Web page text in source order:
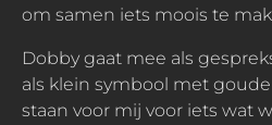
om samen iets moois te
Dobby gaat mee als
als klein symbool met
staan voor mij voor iets wat